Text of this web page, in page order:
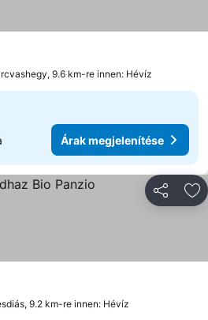
9.6 km-re innen: Hévíz
Árak megjelenítése
9.2 km-re innen: Hévíz